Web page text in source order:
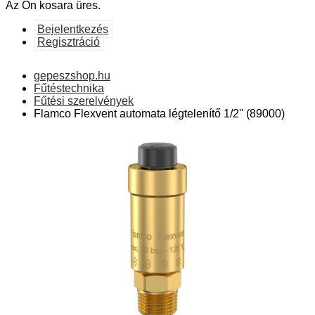
Az Ön kosara üres.
Bejelentkezés
Regisztráció
gepeszshop.hu
Fűtéstechnika
Fűtési szerelvények
Flamco Flexvent automata légtelenítő 1/2'' (89000)